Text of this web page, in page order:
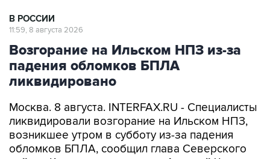
Возгорание на Ильском НПЗ из-за
падения обломков БПЛА
ликвидировано
Москва. 8 августа. INTERFAX.RU - Специалисты
возникшее утром в субботу из-за падения
обломков БПЛА, сообщил глава Северского
района Краснодарского края Алексей Чеверев
в своем канале в Max.